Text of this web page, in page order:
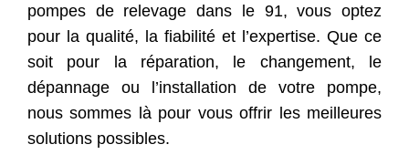
pompes de relevage dans le 91, vous optez
pour la qualité, la fiabilité et l’expertise. Que ce
soit pour la réparation, le changement, le
dépannage ou l’installation de votre pompe,
nous sommes là pour vous offrir les meilleures
solutions possibles.